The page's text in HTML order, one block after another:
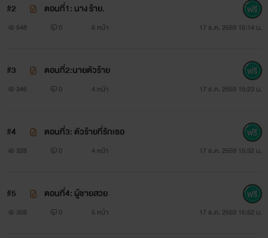
แต่ความจริงแล้วจะมีใครรู้ตัวตนจริงๆข้างในของเราได้...ยากครับ
ตี๋:น้องๆ ไปส่งพี่ที่xxxหน่อย คิดเท่าไร
ตี๋:เเพงไปป่าว...แค่นี้เองน้อง(มันโก่งราคาป้าวว่ะ)
ยัยวิน:แค่นี้เอง?งั้นเพ่เดินไปเองมั้ยฮะ คนจะทำมาหากิน
#2 ตอนที่1: นาง ร้าย.
548 0 6 หน้า 17 ธ.ค. 2559 15:14 น.
#3 ตอนที่2:นายตัวร้าย
346 0 4 หน้า 17 ธ.ค. 2559 15:23 น.
#4 ตอนที่3: ตัวร้ายที่รักเธอ
328 0 4 หน้า 17 ธ.ค. 2559 15:32 น.
#5 ตอนที่4: ผู้ชายสวย
308 0 5 หน้า 17 ธ.ค. 2559 15:52 น.